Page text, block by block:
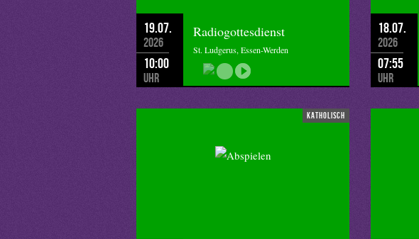
19.07.
2026
10:00
Uhr
Radiogottesdienst
St. Ludgerus, Essen-Werden
18.07.
2026
07:55
Uhr
katholisch